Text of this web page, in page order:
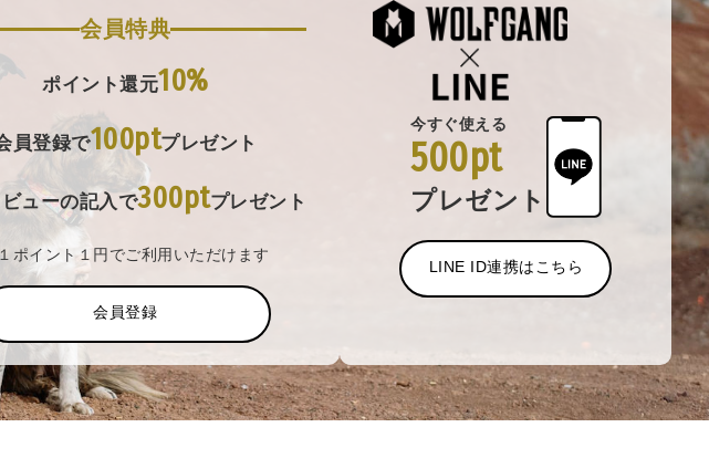
会員特典
ポイント還元10%
員登録で100ptプレゼント
ューの記入で300ptプレゼント
ポイント１円でご利用いただけます
会員登録
今すぐ使える
500pt
プレゼント
LINE ID連携はこちら